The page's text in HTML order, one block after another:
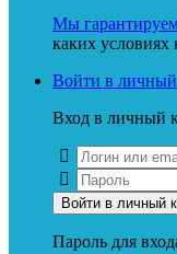
Мы
каких
Войти в личный
Вход в личный
Пароль для